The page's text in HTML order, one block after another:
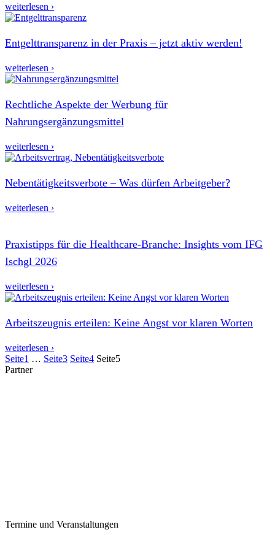
weiterlesen ›
Entgelttransparenz in der Praxis – jetzt aktiv werden!
weiterlesen ›
Rechtliche Aspekte der Werbung für
Nahrungsergänzungsmittel
weiterlesen ›
Nebentätigkeitsverbote – Was dürfen Arbeitgeber?
weiterlesen ›
Praxistipps für die Healthcare-Branche: Insights vom IFG
Ischgl 2026
weiterlesen ›
Arbeitszeugnis erteilen: Keine Angst vor klaren Worten
weiterlesen ›
Seite1 … Seite3 Seite4 Seite5
Partner
Termine und Veranstaltungen